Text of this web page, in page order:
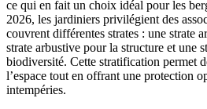
ce qui en fait un choix idéal pour les
2026, les jardiniers privilégient des
couvrent différentes strates : une strate
strate arbustive pour la structure et une
biodiversité. Cette stratification permet
l’espace tout en offrant une protection
intempéries.